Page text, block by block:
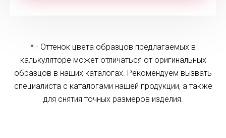
* - Оттенок цвета образцов предлагаемых в
калькуляторе может отличаться от оригинальных
образцов в наших каталогах. Рекомендуем вызвать
специалиста с каталогами нашей продукции, а также
для снятия точных размеров изделия.